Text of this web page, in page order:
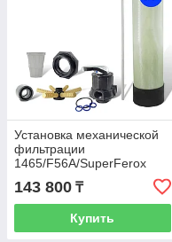
Установка механической
фильтрации
1465/F56A/SuperFerox
143 800 ₸
Купить